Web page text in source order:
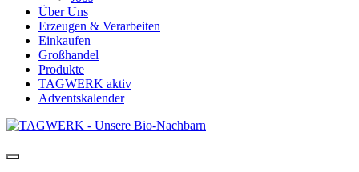
Über Uns
Erzeugen & Verarbeiten
Einkaufen
Großhandel
Produkte
TAGWERK aktiv
Adventskalender